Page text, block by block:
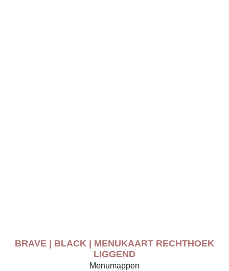
BRAVE | BLACK | MENUKAART RECHTHOEK
LIGGEND
Menumappen